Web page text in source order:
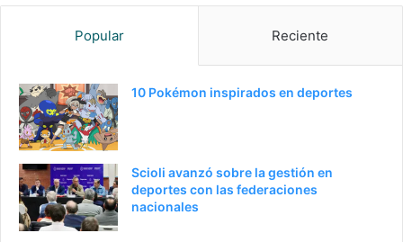
Popular Reciente
10 Pokémon inspirados en deportes
Scioli avanzó sobre la gestión en
deportes con las federaciones
nacionales